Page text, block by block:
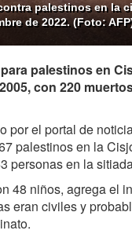
palestinos en la
de 2022. (Foto:
palestinos en
con 220
por el portal de
palestinos en la
personas en la
48 niños, agrega el
eran civiles y